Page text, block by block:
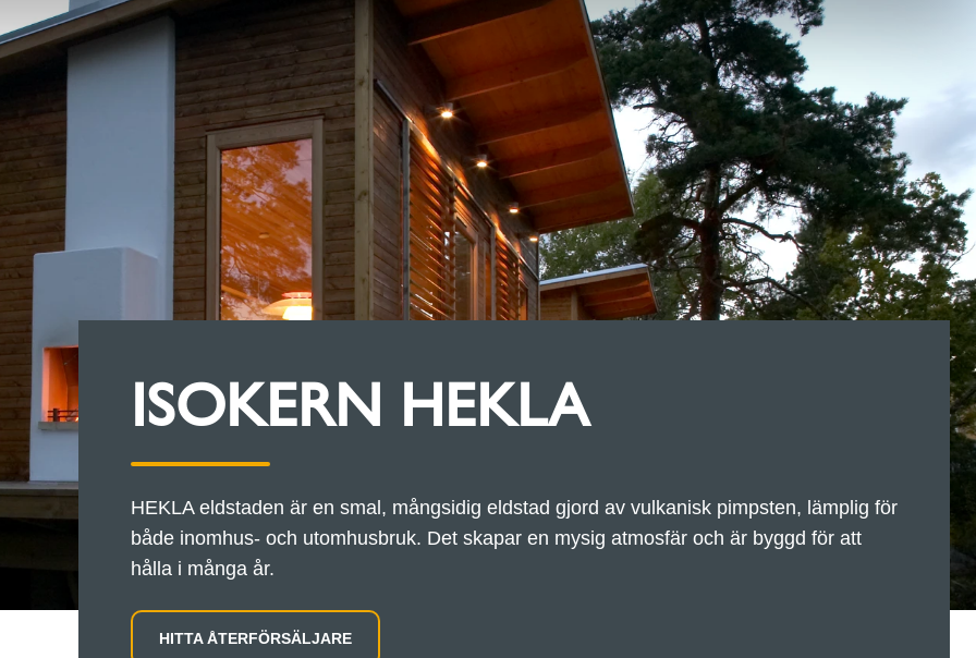
Rumänien
Slovakien
Slovenien
Tjeckien
Tyskland
Österrike
ISOKERN HEKLA
HEKLA eldstaden är en smal, mångsidig eldstad gjord av vulkanisk pimpsten, lämplig för
både inomhus- och utomhusbruk. Det skapar en mysig atmosfär och är byggd för att
hålla i många år.
HITTA ÅTERFÖRSÄLJARE